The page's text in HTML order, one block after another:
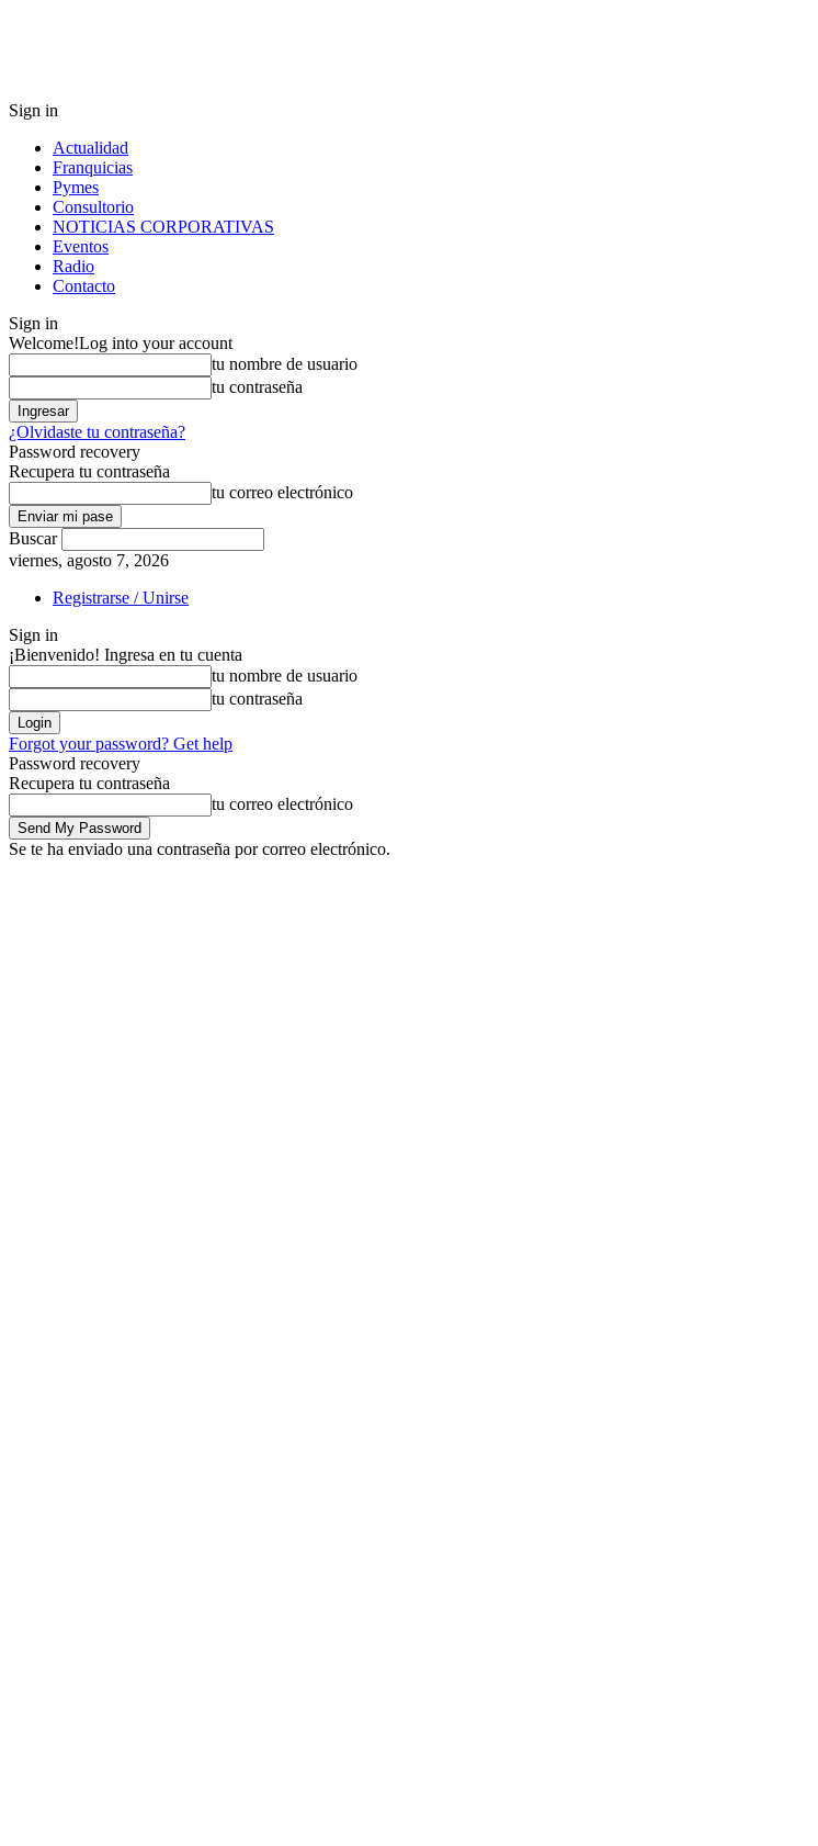
Sign in
Actualidad
Franquicias
Pymes
Consultorio
NOTICIAS CORPORATIVAS
Eventos
Radio
Contacto
Sign in
Welcome!Log into your account
tu nombre de usuario
tu contraseña
¿Olvidaste tu contraseña?
Password recovery
Recupera tu contraseña
tu correo electrónico
Buscar
viernes, agosto 7, 2026
Registrarse / Unirse
Sign in
¡Bienvenido! Ingresa en tu cuenta
tu nombre de usuario
tu contraseña
Forgot your password? Get help
Password recovery
Recupera tu contraseña
tu correo electrónico
Se te ha enviado una contraseña por correo electrónico.